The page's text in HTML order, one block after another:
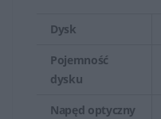
Dysk
Pojemność
dysku
Napęd optyczny